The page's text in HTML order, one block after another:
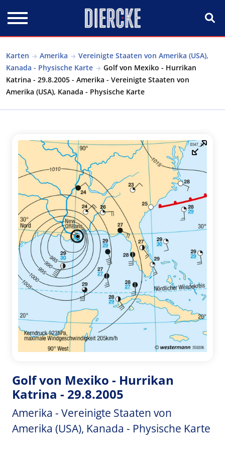
Karten Amerika
Vereinigte Staaten von Amerika (USA),
Kanada - Physische Karte
Golf von Mexiko - Hurrikan
Katrina - 29.8.2005 - Amerika - Vereinigte Staaten von
Amerika (USA), Kanada - Physische Karte
Golf von Mexiko - Hurrikan
Katrina - 29.8.2005
Amerika - Vereinigte Staaten von
Amerika (USA), Kanada - Physische Karte